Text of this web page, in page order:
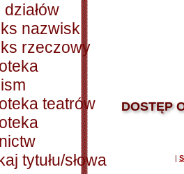
nazwisk
rzeczowy
teatrów
tytułu/słowa
DOSTĘP
|